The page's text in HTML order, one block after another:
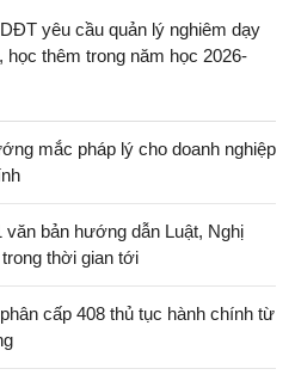
yêu cầu quản lý nghiêm dạy
học thêm trong năm học 2026-
mắc pháp lý cho doanh nghiệp
văn bản hướng dẫn Luật, Nghị
thời gian tới
cấp 408 thủ tục hành chính từ